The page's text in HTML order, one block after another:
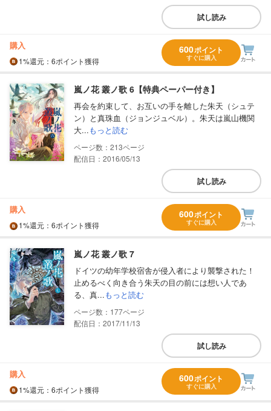
試し読み
購入
1%還元 ：6ポイント獲得
600ポイント
すぐに購入
嵐ノ花 叢ノ歌 6【特典ペーパー付き】
再会を約束して、お互いの手を離した朱天（シュテ
ン）と真珠血（ジョンジュベル）。朱天は嵐山機関
大...もっと読む
213
配信日：2016/05/13
試し読み
購入
1%還元 ：6ポイント獲得
600ポイント
すぐに購入
嵐ノ花 叢ノ歌 7
ドイツの幼年学校宿舎が侵入者により襲撃された！
止めるべく向き合う朱天の目の前には想い人であ
る、真...もっと読む
177
配信日：2017/11/13
試し読み
購入
1%還元 ：6ポイント獲得
600ポイント
すぐに購入